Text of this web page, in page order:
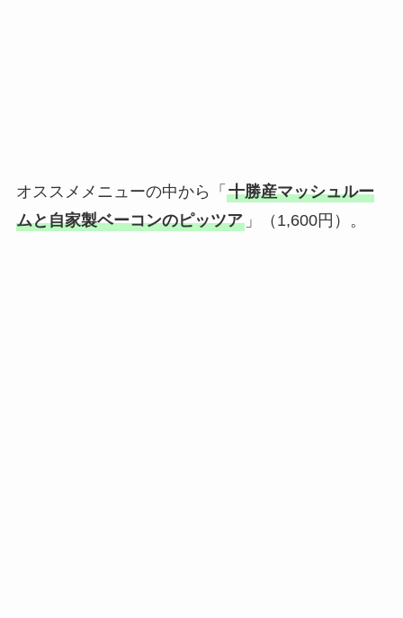
オススメメニューの中から「 十勝産マッシュルー
ムと自家製ベーコンのピッツア」（1,600円）。